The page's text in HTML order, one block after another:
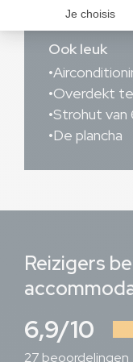
Ook leuk
Overdekt
Strohut van
De plancha
Reizigers
6,9/10
27 beoordelingen